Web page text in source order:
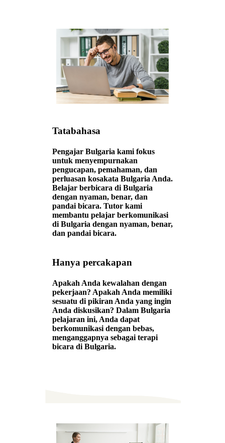
Tatabahasa
Pengajar Bulgaria kami fokus
untuk menyempurnakan
pengucapan, pemahaman, dan
perluasan kosakata Bulgaria Anda.
Belajar berbicara di Bulgaria
dengan nyaman, benar, dan
pandai bicara. Tutor kami
membantu pelajar berkomunikasi
di Bulgaria dengan nyaman, benar,
dan pandai bicara.
Hanya percakapan
Apakah Anda kewalahan dengan
pekerjaan? Apakah Anda memiliki
sesuatu di pikiran Anda yang ingin
Anda diskusikan? Dalam Bulgaria
pelajaran ini, Anda dapat
berkomunikasi dengan bebas,
menganggapnya sebagai terapi
bicara di Bulgaria.